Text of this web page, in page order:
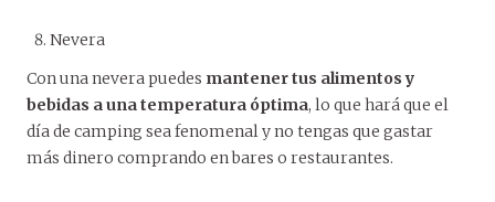
Nevera
Con una nevera puedes mantener tus alimentos y
bebidas a una temperatura óptima, lo que hará que el
día de camping sea fenomenal y no tengas que gastar
más dinero comprando en bares o restaurantes.